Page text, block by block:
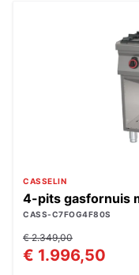
CASSELIN
4-pits gasfornuis
CASS-C7FOG4F80S
€ 2.349,00
€ 1.996,50